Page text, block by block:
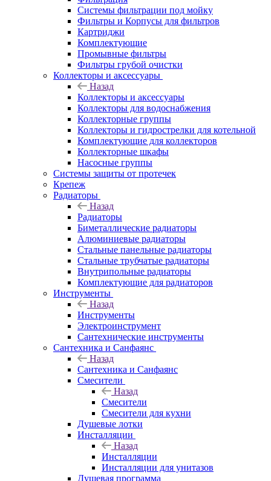
Системы фильтрации под мойку
Фильтры и Корпусы для фильтров
Картриджи
Комплектующие
Промывные фильтры
Фильтры грубой очистки
Коллекторы и аксессуары
Назад
Коллекторы и аксессуары
Коллекторы для водоснабжения
Коллекторные группы
Коллекторы и гидрострелки для котельной
Комплектующие для коллекторов
Коллекторные шкафы
Насосные группы
Системы защиты от протечек
Крепеж
Радиаторы
Назад
Радиаторы
Биметаллические радиаторы
Алюминиевые радиаторы
Стальные панельные радиаторы
Стальные трубчатые радиаторы
Внутрипольные радиаторы
Комплектующие для радиаторов
Инструменты
Назад
Инструменты
Электроинструмент
Сантехнические инструменты
Сантехника и Санфаянс
Назад
Сантехника и Санфаянс
Смесители
Назад
Смесители
Смесители для кухни
Душевые лотки
Инсталляции
Назад
Инсталляции
Инсталляции для унитазов
Душевая программа